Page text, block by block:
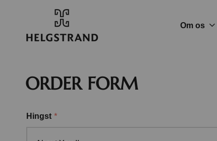
Om os
ORDER FORM
Hingst *